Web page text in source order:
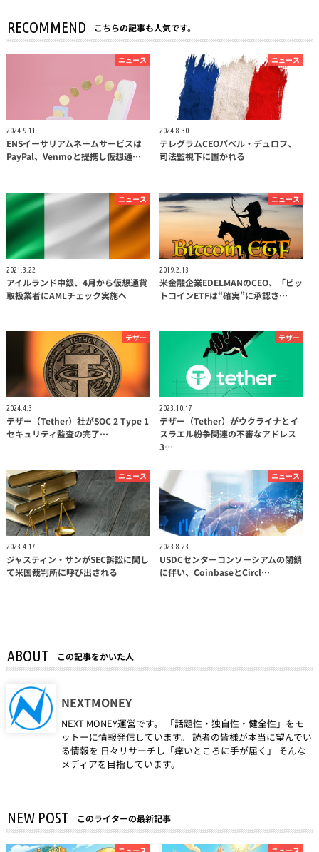
RECOMMEND こちらの記事も人気です。
ニュース
2024.9.11
ENSイーサリアムネームサービスは
PayPal、Venmoと提携し仮想通…
ニュース
2024.8.30
テレグラムCEOパベル・デュロフ、
司法監視下に置かれる
ニュース
2021.3.22
アイルランド中銀、4月から仮想通貨
取扱業者にAMLチェック実施へ
ニュース
2019.2.13
米金融企業EDELMANのCEO、「ビッ
トコインETFは“確実”に承認さ…
テザー
2024.4.3
テザー（Tether）社がSOC 2 Type 1
セキュリティ監査の完了…
テザー
2023.10.17
テザー（Tether）がウクライナとイ
スラエル紛争関連の不審なアドレス
3…
ニュース
2023.4.17
ジャスティン・サンがSEC訴訟に関し
て米国裁判所に呼び出される
ニュース
2023.8.23
USDCセンターコンソーシアムの閉鎖
に伴い、CoinbaseとCircl…
ABOUT この記事をかいた人
NEXTMONEY
NEXT MONEY運営です。 「話題性・独自性・健全性」をモ
ットーに情報発信しています。 読者の皆様が本当に望んでい
る情報を 日々リサーチし「痒いところに手が届く」 そんな
メディアを目指しています。
NEW POST このライターの最新記事